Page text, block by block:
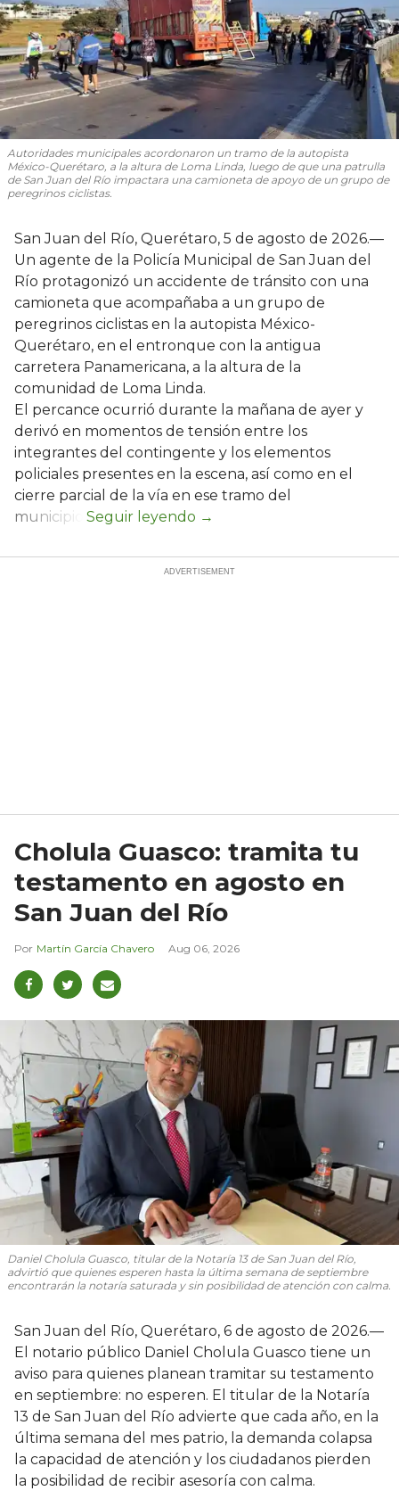
Autoridades municipales acordonaron un tramo de la autopista
México-Querétaro, a la altura de Loma Linda, luego de que una patrulla
de San Juan del Río impactara una camioneta de apoyo de un grupo de
peregrinos ciclistas.
San Juan del Río, Querétaro, 5 de agosto de 2026.—
Un agente de la Policía Municipal de San Juan del
Río protagonizó un accidente de tránsito con una
camioneta que acompañaba a un grupo de
peregrinos ciclistas en la autopista México-
Querétaro, en el entronque con la antigua
carretera Panamericana, a la altura de la
comunidad de Loma Linda.
El percance ocurrió durante la mañana de ayer y
derivó en momentos de tensión entre los
integrantes del contingente y los elementos
policiales presentes en la escena, así como en el
cierre parcial de la vía en ese tramo del
municipio.
Cholula Guasco: tramita tu
testamento en agosto en
San Juan del Río
Martín García Chavero Aug 06, 2026
Daniel Cholula Guasco, titular de la Notaría 13 de San Juan del Río,
advirtió que quienes esperen hasta la última semana de septiembre
encontrarán la notaría saturada y sin posibilidad de atención con calma.
San Juan del Río, Querétaro, 6 de agosto de 2026.—
El notario público Daniel Cholula Guasco tiene un
aviso para quienes planean tramitar su testamento
en septiembre: no esperen. El titular de la Notaría
13 de San Juan del Río advierte que cada año, en la
última semana del mes patrio, la demanda colapsa
la capacidad de atención y los ciudadanos pierden
la posibilidad de recibir asesoría con calma.